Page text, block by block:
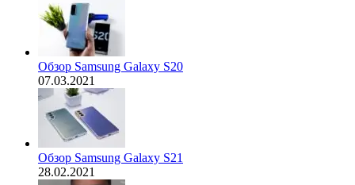
Обзор Samsung Galaxy S20
07.03.2021
Обзор Samsung Galaxy S21
28.02.2021